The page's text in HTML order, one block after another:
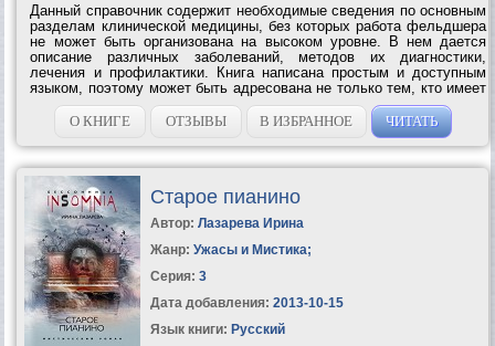
Данный справочник содержит необходимые сведения по основным
разделам клинической медицины, без которых работа фельдшера
не может быть организована на высоком уровне. В нем дается
описание различных заболеваний, методов их диагностики,
лечения и профилактики. Книга написана простым и доступным
языком, поэтому может быть адресована не только тем, кто имеет
медицинское образование, но и тем, кого волнует собственное
здоровье и...
О КНИГЕ ОТЗЫВЫ В ИЗБРАННОЕ ЧИТАТЬ
Старое пианино
Автор: Лазарева Ирина
Жанр: Ужасы и Мистика;
Серия: 3
Дата добавления: 2013-10-15
Язык книги: Русский